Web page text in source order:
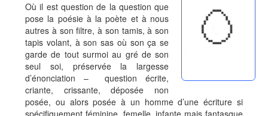
Où il est question de la question que
pose la poésie à la poète et à nous
autres à son filtre, à son tamis, à son
tapis volant, à son sas où son ça se
garde de tout surmoi au gré de son
seul soi, préservée la largesse
d’énonciation – question écrite,
criante, crissante, déposée non
posée, ou alors posée à un homme d’une écriture si
spécifiquement féminine, femelle, infante mais fantasque